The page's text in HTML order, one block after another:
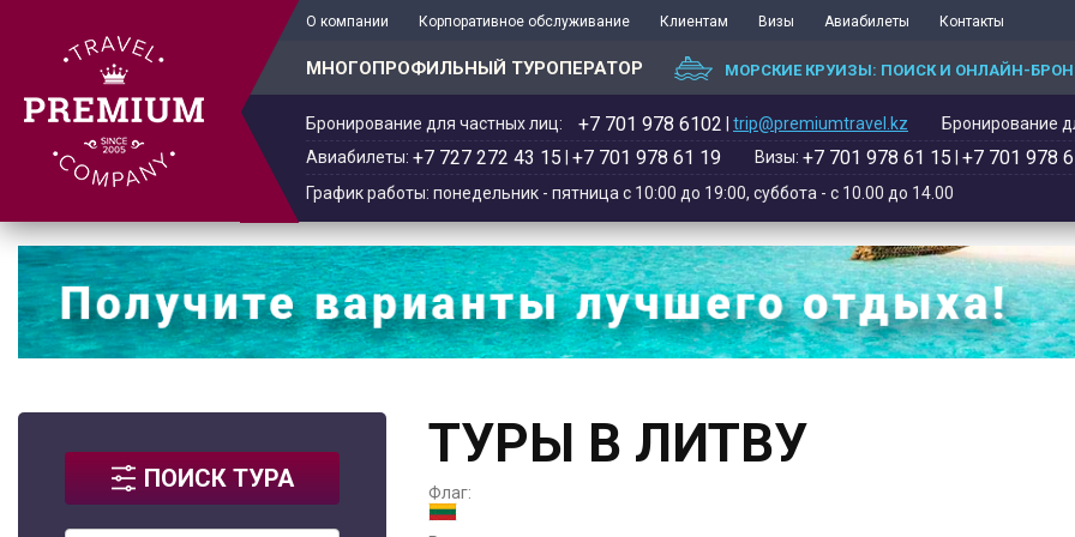
О компании Корпоративное обслуживание Клиентам Визы Авиабилеты Контакты
МНОГОПРОФИЛЬНЫЙ ТУРОПЕРАТОР МОРСКИЕ КРУИЗЫ: ПОИСК И ОНЛАЙН-
Бронирование для частных лиц: +7 701 978 6102‬ trip@premiumtravel.kz
Бронирование
Авиабилеты: +7 727 272 43 15 +7 701 978 61 19 Визы: +7 701 978 61 15 +7 701 978
График работы: понедельник - пятница с 10:00 до 19:00, суббота - с 10.00 до 14.00
ПОИСК ТУРА
ТУРЫ В ЛИТВУ
Флаг: